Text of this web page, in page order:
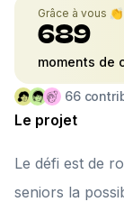
Grâce à vous 👏
689
moments de
66
Le projet
Le défi est de
seniors la